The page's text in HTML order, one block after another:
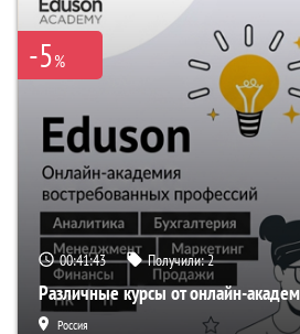
-5%
00:41:43 Получили:2
Различные курсы от онлайн-
Россия